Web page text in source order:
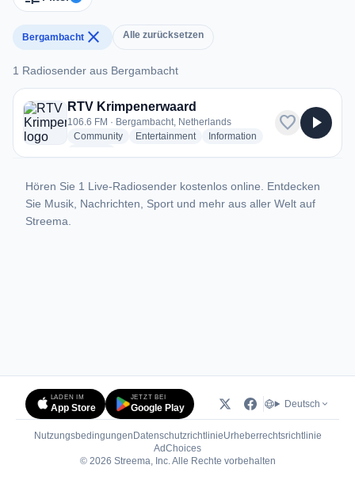
Bergambacht close Alle zurücksetzen
1 Radiosender aus Bergambacht
1 Radiosender aus Bergambacht
RTV Krimpenerwaard
106.6 FM · Bergambacht, Netherlands
Communityradio stations
Entertainmentradio stations
Information radio stations
favorite play_arrow
Hören Sie 1 Live-Radiosender kostenlos online. Entdecken
Sie Musik, Nachrichten, Sport und mehr aus aller Welt auf
Streema.
LADEN IM
App Store
JETZT BEI
Google Play Deutsch
Nutzungsbedingungen DatenschutzrichtlinieUrheberrechtsrichtlinie
AdChoices(öffnet in neuem Tab)
© 2026 Streema, Inc. Alle Rechte vorbehalten